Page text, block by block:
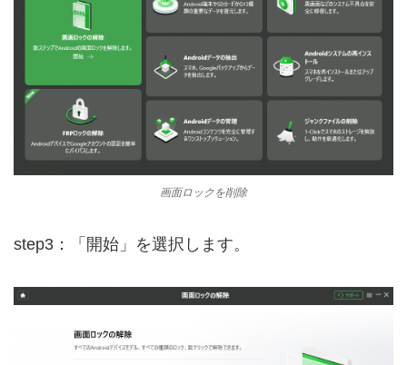
画面ロックを削除
step3：「開始」を選択します。